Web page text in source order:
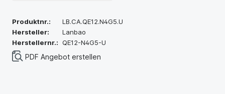
Produktnr.:
LB.CA.QE12.N4G5.U
Hersteller:
Lanbao
Herstellernr.: QE12-N4G5-U
PDF Angebot erstellen